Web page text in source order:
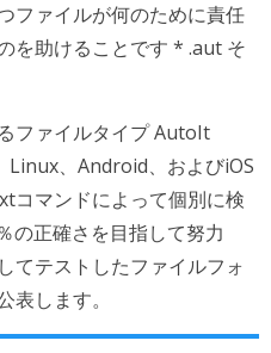
ファイルが何のために責任
を助けることです * .aut そ
ファイルタイプ AutoIt
、Android、およびiOS
コマンドによって個別に検
の正確さを目指して努力
てテストしたファイルフォ
します。